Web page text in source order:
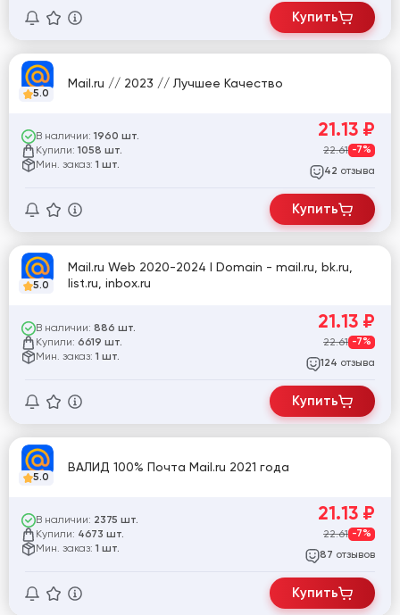
Купить
5.0
Mail.ru // 2023 // Лучшее Качество
В наличии: 1960 шт.
Купили: 1058 шт.
Мин. заказ: 1 шт.
21.13 ₽
22.61 -7%
42 отзыва
Купить
5.0
Mail.ru Web 2020-2024 l Domain - mail.ru, bk.ru,
list.ru, inbox.ru
В наличии: 886 шт.
Купили: 6619 шт.
Мин. заказ: 1 шт.
21.13 ₽
22.61 -7%
124 отзыва
Купить
5.0
ВАЛИД 100% Почта Mail.ru 2021 года
В наличии: 2375 шт.
Купили: 4673 шт.
Мин. заказ: 1 шт.
21.13 ₽
22.61 -7%
87 отзывов
Купить